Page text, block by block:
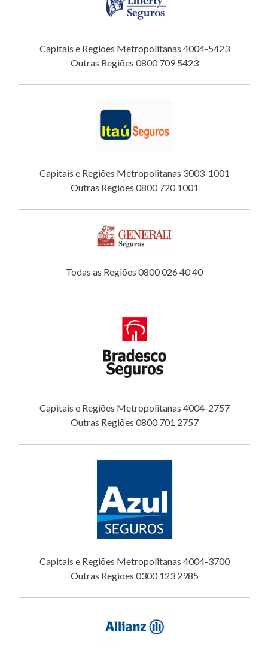
Capitais e Regiões Metropolitanas 4004-5423
Outras Regiões 0800 709 5423
Capitais e Regiões Metropolitanas 3003-1001
Outras Regiões 0800 720 1001
Todas as Regiões 0800 026 40 40
Capitais e Regiões Metropolitanas 4004-2757
Outras Regiões 0800 701 2757
Capitais e Regiões Metropolitanas 4004-3700
Outras Regiões 0300 123 2985